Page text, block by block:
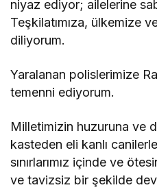
niyaz ediyor; ailelerine
Teşkilatımıza, ülkemize
diliyorum.
Yaralanan polislerimize
temenni ediyorum.
Milletimizin huzuruna ve
kasteden eli kanlı
sınırlarımız içinde ve
ve tavizsiz bir şekilde